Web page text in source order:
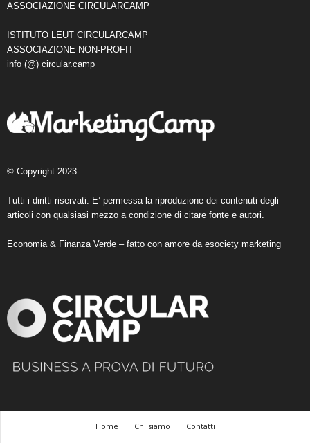
ASSOCIAZIONE CIRCULARCAMP
ISTITUTO LEUT CIRCULARCAMP
ASSOCIAZIONE NON-PROFIT
info (@) circular.camp
© Copyright 2023
Tutti i diritti riservati. E’ permessa la riproduzione dei contenuti degli
articoli con qualsiasi mezzo a condizione di citare fonte e autori.
Economia & Finanza Verde – fatto con amore da esociety marketing
Home Chi siamo
Contatti